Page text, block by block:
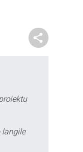
langile